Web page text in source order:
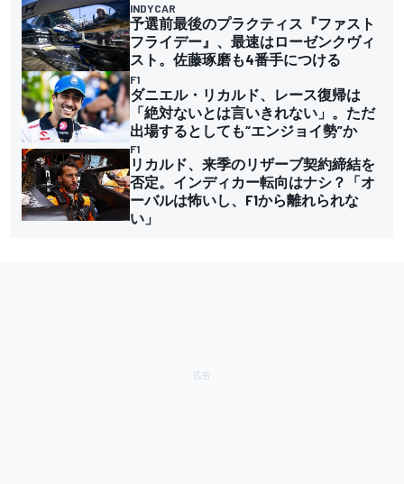
INDYCAR
予選前最後のプラクティス『ファスト
フライデー』、最速はローゼンクヴィ
スト。佐藤琢磨も4番手につける
F1
ダニエル・リカルド、レース復帰は
「絶対ないとは言いきれない」。ただ
出場するとしても“エンジョイ勢”か
F1
リカルド、来季のリザーブ契約締結を
否定。インディカー転向はナシ？「オ
ーバルは怖いし、F1から離れられな
い」